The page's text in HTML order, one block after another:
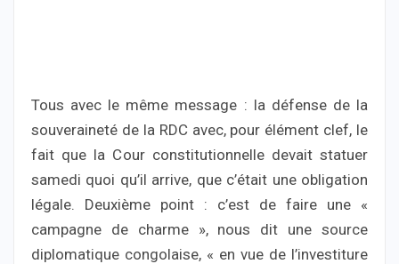
Tous avec le même message : la défense de la
souveraineté de la RDC avec, pour élément clef, le
fait que la Cour constitutionnelle devait statuer
samedi quoi qu’il arrive, que c’était une obligation
légale. Deuxième point : c’est de faire une «
campagne de charme », nous dit une source
diplomatique congolaise, « en vue de l’investiture